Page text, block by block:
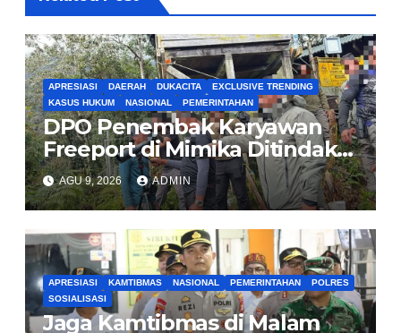
APRESIASI DAERAH DUKACITA
EXCLUSIVE TRENDING
KASUS HUKUM
NASIONAL PEMERINTAHAN
DPO Penembak Karyawan
Freeport di Mimika Ditindak
Satgas Amole-2026 di
Tembagapura
AGU 9, 2026 ADMIN
APRESIASI KAMTIBMAS NASIONAL PEMERINTAHAN
POLRES
SOSIALISASI
Jaga Kamtibmas di Malam